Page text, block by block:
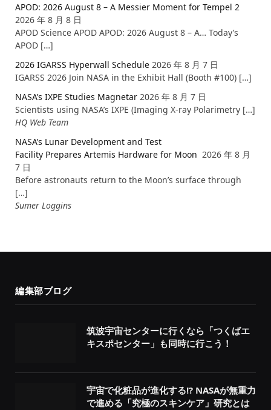
APOD: 2026 August 8 – A Messier Moment for Tempel 2
2026 年 8 月 8 日
APOD Science APOD APOD: 2026 August 8 – A… Today’s
APOD […]
2026 IGARSS Hyperwall Schedule 2026 年 8 月 7 日
IGARSS 2026 Join NASA in the Exhibit Hall (Booth #100) […]
NASA’s IXPE Studies Magnetar 2026 年 8 月 7 日
Scientists using NASA’s IXPE (Imaging X-ray Polarimetry […]
HQ Web Team
NASA’s Lunar Development and Test
Facility Prepares Artemis Hardware for Moon 2026 年 8 月
7 日
Before astronauts return to the Moon’s surface through
[…]
Sumer Loggins
編集部ブログ
筑波宇宙センターに行くなら「つくばエ
キスポセンター」も同時に行こう！
宇宙で化粧品が進化する!? NASAが無重力
で進める「究極のスキンケア」研究とは